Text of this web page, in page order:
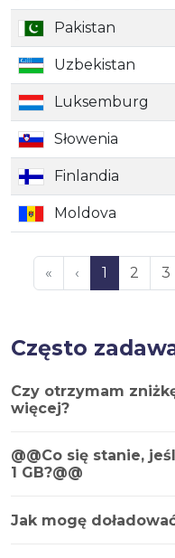
Pakistan
Uzbekistan
Luksemburg
Słowenia
Finlandia
Moldova
« ‹ 1 2 3
Często
Czy otrzymam
więcej?
@@Co się stanie,
1 GB?@@
Jak mogę